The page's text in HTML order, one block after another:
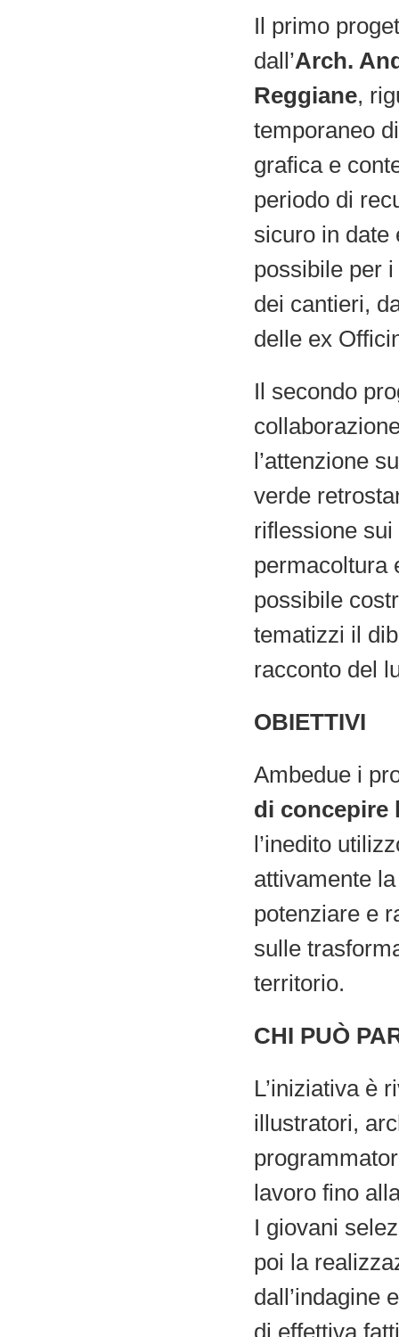
Il primo
dall’Arch.
Reggiane,
temporaneo
grafica e
periodo di
sicuro in date
possibile per
dei cantieri,
delle ex
Il secondo
l’attenzione
verde
riflessione sui
permacoltura
possibile
tematizzi il
racconto del
OBIETTIVI
Ambedue i
di concepire
l’inedito
attivamente
potenziare e
sulle
territorio.
CHI PUÒ
L’iniziativa è
illustratori,
lavoro fino
I giovani
poi la
dall’indagine
di effettiva